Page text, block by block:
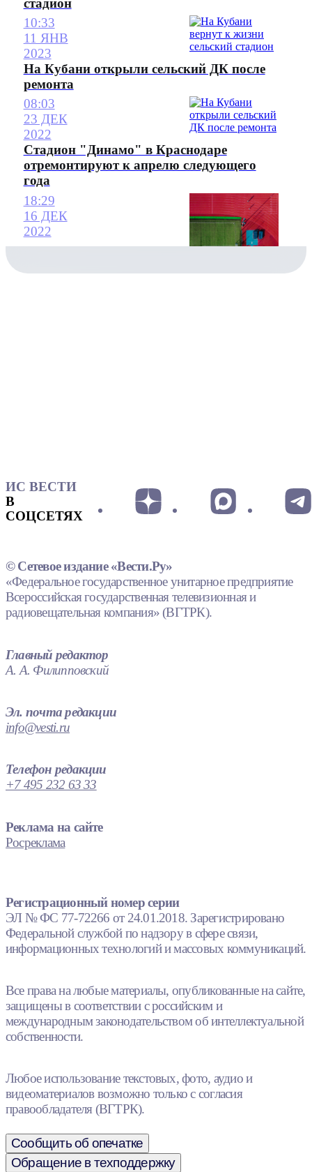
10:33
11 ЯНВ
2023
На Кубани открыли сельский ДК после
ремонта
08:03
23 ДЕК
2022
Стадион "Динамо" в Краснодаре
отремонтируют к апрелю следующего
года
18:29
16 ДЕК
2022
ИС ВЕСТИ
В
СОЦСЕТЯХ
© Сетевое издание «Вести.Ру»
«Федеральное государственное унитарное предприятие
Всероссийская государственная телевизионная и
радиовещательная компания» (ВГТРК).
Главный редактор
А. А. Филипповский
Эл. почта редакции
info@vesti.ru
Телефон редакции
+7 495 232 63 33
Реклама на сайте
Росреклама
Регистрационный номер серии
ЭЛ № ФС 77-72266 от 24.01.2018. Зарегистрировано
Федеральной службой по надзору в сфере связи,
информационных технологий и массовых коммуникаций.
Все права на любые материалы, опубликованные на сайте,
защищены в соответствии с российским и
международным законодательством об интеллектуальной
собственности.
Любое использование текстовых, фото, аудио и
видеоматериалов возможно только с согласия
правообладателя (ВГТРК).
Сообщить об опечатке
Обращение в техподдержку